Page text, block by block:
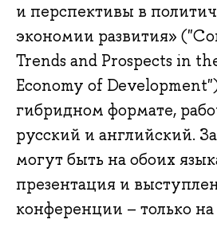
и перспективы в
экономии развития»
Trends and Prospects in
Economy of
гибридном формате,
русский и английский.
могут быть на обоих
презентация и
конференции – только